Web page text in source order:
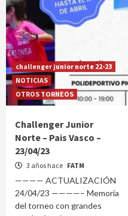
challenger junior norte 22-23
NOTICIAS
OTROS TORNEOS
Challenger Junior
Norte – Pais Vasco –
23/04/23
3 años hace FATM
———— ACTUALIZACIÓN
24/04/23 ————– Memoria
del torneo con grandes